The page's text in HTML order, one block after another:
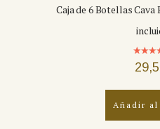
Caja de 6 Botellas
con
de
Añadir